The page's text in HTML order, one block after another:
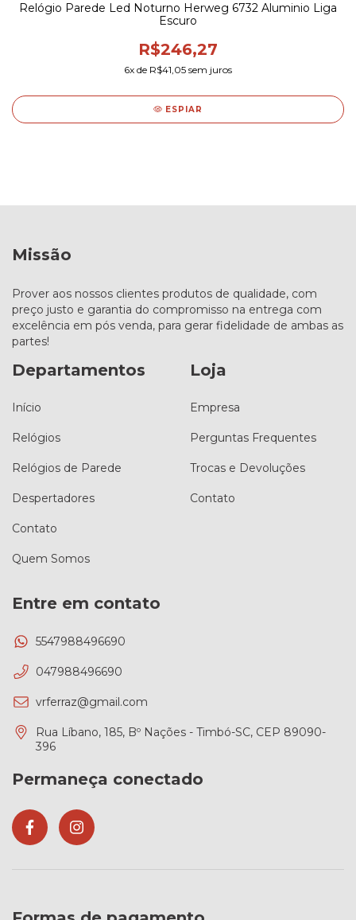
Relógio Parede Led Noturno Herweg 6732 Aluminio Liga
Escuro
R$246,27
6x de R$41,05 sem juros
ESPIAR
Missão
Prover aos nossos clientes produtos de qualidade, com
preço justo e garantia do compromisso na entrega com
excelência em pós venda, para gerar fidelidade de ambas as
partes!
Departamentos
Início
Relógios
Relógios de Parede
Despertadores
Contato
Quem Somos
Loja
Empresa
Perguntas Frequentes
Trocas e Devoluções
Contato
Entre em contato
5547988496690
047988496690
vrferraz@gmail.com
Rua Líbano, 185, Bº Nações - Timbó-SC, CEP 89090-
396
Permaneça conectado